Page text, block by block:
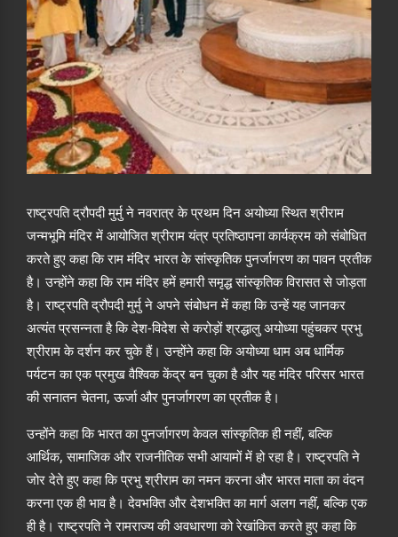
राष्ट्रपति द्रौपदी मुर्मु ने नवरात्र के प्रथम दिन अयोध्या स्थित श्रीराम
जन्मभूमि मंदिर में आयोजित श्रीराम यंत्र प्रतिष्ठापना कार्यक्रम को संबोधित
करते हुए कहा कि राम मंदिर भारत के सांस्कृतिक पुनर्जागरण का पावन प्रतीक
है। उन्होंने कहा कि राम मंदिर हमें हमारी समृद्ध सांस्कृतिक विरासत से जोड़ता
है। राष्ट्रपति द्रौपदी मुर्मु ने अपने संबोधन में कहा कि उन्हें यह जानकर
अत्यंत प्रसन्नता है कि देश-विदेश से करोड़ों श्रद्धालु अयोध्या पहुंचकर प्रभु
श्रीराम के दर्शन कर चुके हैं। उन्होंने कहा कि अयोध्या धाम अब धार्मिक
पर्यटन का एक प्रमुख वैश्विक केंद्र बन चुका है और यह मंदिर परिसर भारत
की सनातन चेतना, ऊर्जा और पुनर्जागरण का प्रतीक है।
उन्होंने कहा कि भारत का पुनर्जागरण केवल सांस्कृतिक ही नहीं, बल्कि
आर्थिक, सामाजिक और राजनीतिक सभी आयामों में हो रहा है। राष्ट्रपति ने
जोर देते हुए कहा कि प्रभु श्रीराम का नमन करना और भारत माता का वंदन
करना एक ही भाव है। देवभक्ति और देशभक्ति का मार्ग अलग नहीं, बल्कि एक
ही है। राष्ट्रपति ने रामराज्य की अवधारणा को रेखांकित करते हुए कहा कि